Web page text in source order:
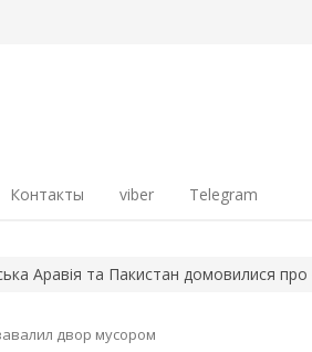
Контакты viber Telegram
та Пакистан домовилися про
двор мусором